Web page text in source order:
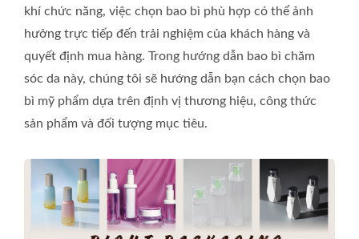
khí chức năng, việc chọn bao bì phù hợp có thể ảnh
hưởng trực tiếp đến trải nghiệm của khách hàng và
quyết định mua hàng. Trong hướng dẫn bao bì chăm
sóc da này, chúng tôi sẽ hướng dẫn bạn cách chọn bao
bì mỹ phẩm dựa trên định vị thương hiệu, công thức
sản phẩm và đối tượng mục tiêu.